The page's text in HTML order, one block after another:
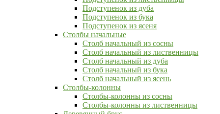
Подступенок из дуба
Подступенок из бука
Подступенок из ясеня
Столбы начальные
Столб начальный из сосны
Столб начальный из лиственницы
Столб начальный из дуба
Столб начальный из бука
Столб начальный из ясень
Столбы-колонны
Столбы-колонны из сосны
Столбы-колонны из лиственницы